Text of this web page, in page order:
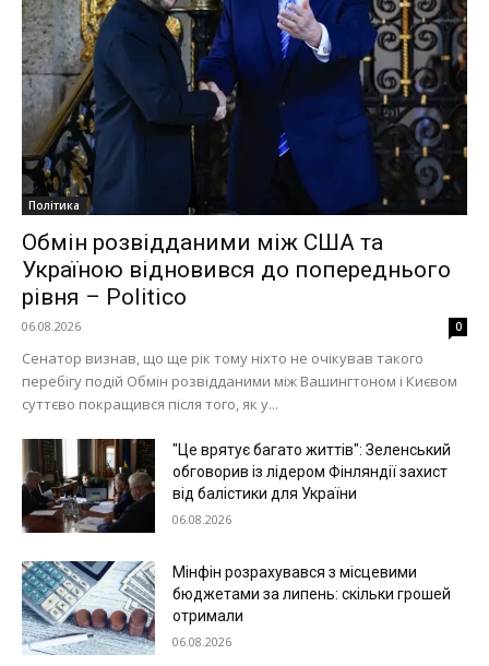
Політика
Обмін розвідданими між США та
Україною відновився до попереднього
рівня – Politico
06.08.2026 0
Сенатор визнав, що ще рік тому ніхто не очікував такого
перебігу подій Обмін розвідданими між Вашингтоном і Києвом
суттєво покращився після того, як у...
"Це врятує багато життів": Зеленський
обговорив із лідером Фінляндії захист
від балістики для України
06.08.2026
Мінфін розрахувався з місцевими
бюджетами за липень: скільки грошей
отримали
06.08.2026